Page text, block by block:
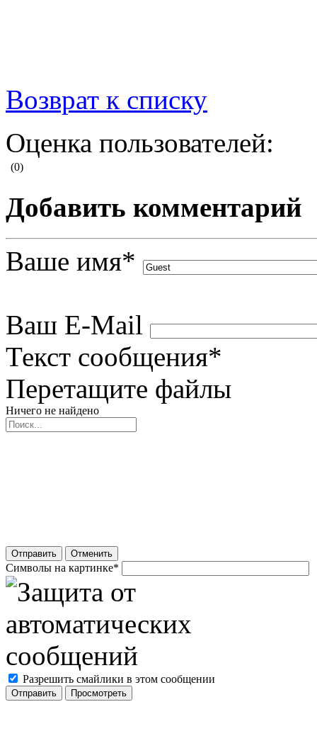
Возврат к списку
Оценка пользователей:
(0)
Добавить комментарий
Ваше имя*
Ваш E-Mail
Текст сообщения*
Перетащите файлы
Ничего не найдено
Отправить Отменить
Символы на картинке*
Разрешить смайлики в этом сообщении